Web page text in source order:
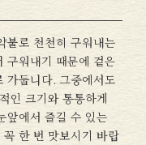
불로 천천히 구워내는
구워내기 때문에 겉은
가둡니다. 그중에서도
인 크기와 통통하게
앞에서 즐길 수 있는
한 번 맛보시기 바랍